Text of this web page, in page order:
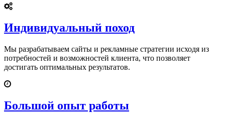
Индивидуальный поход
Мы разрабатываем сайты и рекламные стратегии исходя из
потребностей и возможностей клиента, что позволяет
достигать оптимальных результатов.
Большой опыт работы